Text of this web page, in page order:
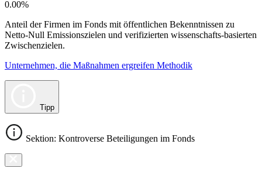
0.00%
Anteil der Firmen im Fonds mit öffentlichen Bekenntnissen zu
Netto-Null Emissionszielen und verifizierten wissenschafts-basierten
Zwischenzielen.
Unternehmen, die Maßnahmen ergreifen Methodik
Tipp
Sektion: Kontroverse Beteiligungen im Fonds